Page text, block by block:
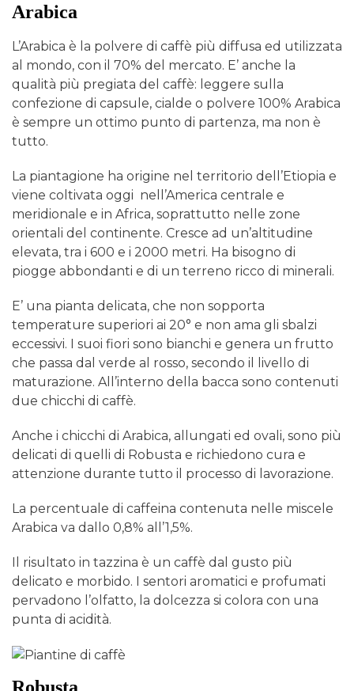
Arabica
L’Arabica è la polvere di caffè più diffusa ed utilizzata
al mondo, con il 70% del mercato. E’ anche la
qualità più pregiata del caffè: leggere sulla
confezione di capsule, cialde o polvere 100% Arabica
è sempre un ottimo punto di partenza, ma non è
tutto.
La piantagione ha origine nel territorio dell’Etiopia e
viene coltivata oggi nell’America centrale e
meridionale e in Africa, soprattutto nelle zone
orientali del continente. Cresce ad un’altitudine
elevata, tra i 600 e i 2000 metri. Ha bisogno di
piogge abbondanti e di un terreno ricco di minerali.
E’ una pianta delicata, che non sopporta
temperature superiori ai 20° e non ama gli sbalzi
eccessivi. I suoi fiori sono bianchi e genera un frutto
che passa dal verde al rosso, secondo il livello di
maturazione. All’interno della bacca sono contenuti
due chicchi di caffè.
Anche i chicchi di Arabica, allungati ed ovali, sono più
delicati di quelli di Robusta e richiedono cura e
attenzione durante tutto il processo di lavorazione.
La percentuale di caffeina contenuta nelle miscele
Arabica va dallo 0,8% all’1,5%.
Il risultato in tazzina è un caffè dal gusto più
delicato e morbido. I sentori aromatici e profumati
pervadono l’olfatto, la dolcezza si colora con una
punta di acidità.
Robusta